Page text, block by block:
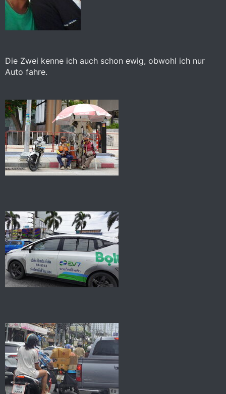
Die Zwei kenne ich auch schon ewig, obwohl ich nur
Auto fahre.